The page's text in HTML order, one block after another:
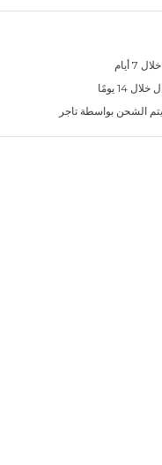
أيام
14 يومًا
الشحن بواسطة تاجر